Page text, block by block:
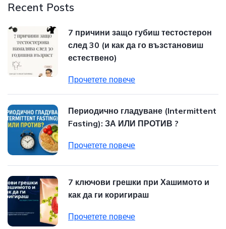
Recent Posts
7 причини защо губиш тестостерон
след 30 (и как да го възстановиш
естествено)
Прочетете повече
Периодично гладуване (Intermittent
Fasting): ЗА ИЛИ ПРОТИВ ?
Прочетете повече
7 ключови грешки при Хашимото и
как да ги коригираш
Прочетете повече